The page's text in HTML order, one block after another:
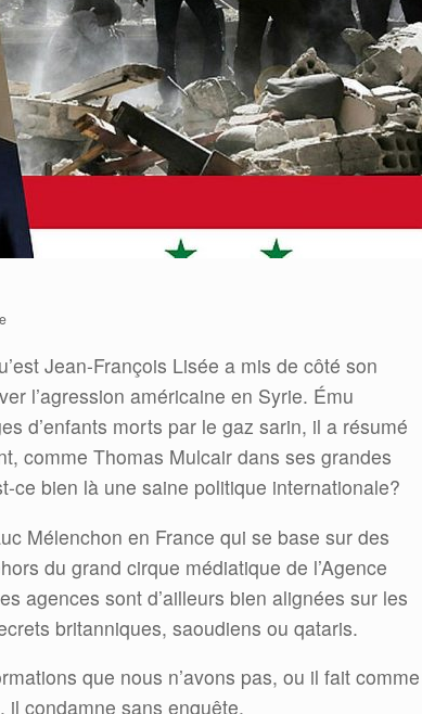
Jean-François Lisée a mis de côté son
l’agression américaine en Syrie. Ému
d’enfants morts par le gaz sarin, il a résumé
comme Thomas Mulcair dans ses grandes
ce bien là une saine politique internationale?
Mélenchon en France qui se base sur des
du grand cirque médiatique de l’Agence
agences sont d’ailleurs bien alignées sur les
britanniques, saoudiens ou qataris.
que nous n’avons pas, ou il fait comme
il condamne sans enquête.